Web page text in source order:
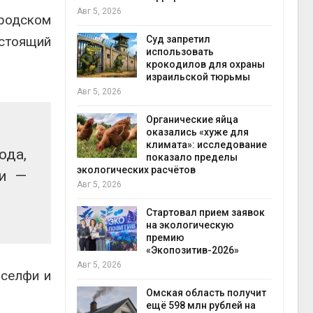
—
и
Авг 5, 2026
Суд запретил
использовать
крокодилов для охраны
израильской тюрьмы
Авг 5, 2026
Органические яйца
оказались «хуже для
климата»: исследование
показало пределы
экологических расчётов
Авг 5, 2026
Стартовал прием заявок
на экологическую
премию
«Экопозитив-2026»
Авг 5, 2026
Омская область получит
ещё 598 млн рублей на